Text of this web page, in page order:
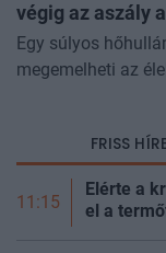
végig az aszály
Egy súlyos
megemelheti az
FRISS
11:15
Elérte a
el a